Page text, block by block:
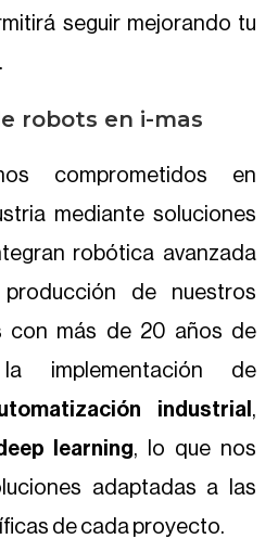
seguir mejorando tu
robots en i-mas
comprometidos en
mediante soluciones
robótica avanzada
de nuestros
con más de 20 años de
implementación de
industrial ,
learning, lo que nos
adaptadas a las
de cada proyecto.